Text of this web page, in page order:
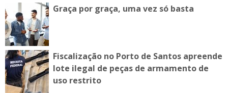
Graça por graça, uma vez só basta
Fiscalização no Porto de Santos apreende
lote ilegal de peças de armamento de
uso restrito